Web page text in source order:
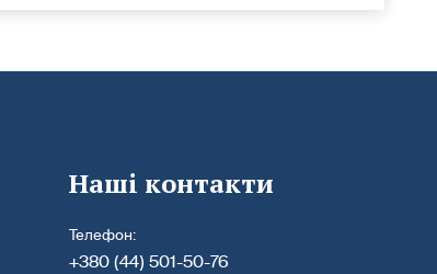
Наші контакти
Телефон:
+380 (44) 501-50-76